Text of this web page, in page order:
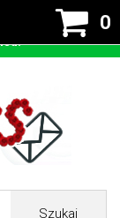
0
Szukaj
ciastek w celu
cookies